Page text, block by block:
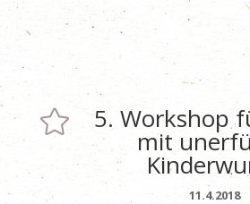
 5. Workshop
mit
11.4.2018